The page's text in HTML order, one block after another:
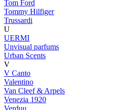
Tom Ford
Tommy Hilfiger
Trussardi
U
UERMI
Unvisual parfums
Urban Scents
V
V Canto
Valentino
Van Cleef & Arpels
Venezia 1920
Verduu